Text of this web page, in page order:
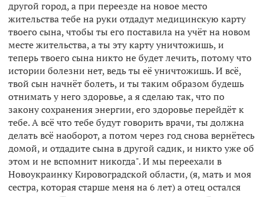
другой город, а при переезде на новое место
жительства тебе на руки отдадут медицинскую карту
твоего сына, чтобы ты его поставила на учёт на новом
месте жительства, а ты эту карту уничтожишь, и
теперь твоего сына никто не будет лечить, потому что
истории болезни нет, ведь ты её уничтожишь. И всё,
твой сын начнёт болеть, и ты таким образом будешь
отнимать у него здоровье, а я сделаю так, что по
закону сохранения энергии, его здоровье перейдёт к
тебе. А всё что тебе будут говорить врачи, ты должна
делать всё наоборот, а потом через год снова вернётесь
домой, и отдадите сына в другой садик, и никто уже об
этом и не вспомнит никогда". И мы переехали в
Новоукраинку Кировоградской области, (я, мать и моя
сестра, которая старше меня на 6 лет) а отец остался